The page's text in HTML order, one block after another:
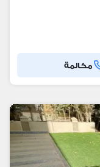
مكالمة